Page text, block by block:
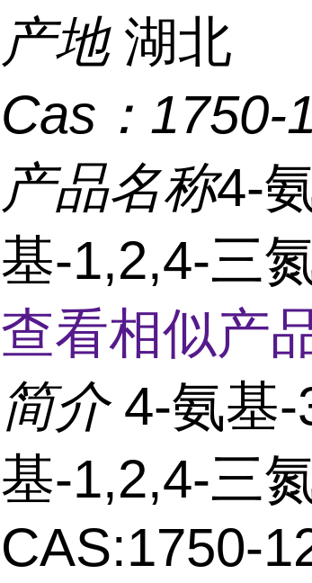
产地 湖北
Cas： 1750-
产品名称4-
基-1,2,4-三
查看相似产
简介 4-氨基
基-1,2,4-三
CAS:1750-